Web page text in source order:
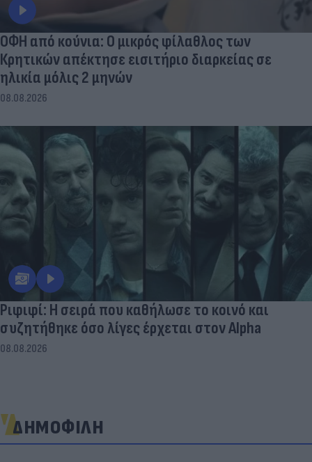
ΟΦΗ από κούνια: Ο μικρός φίλαθλος των
Κρητικών απέκτησε εισιτήριο διαρκείας σε
ηλικία μόλις 2 μηνών
08.08.2026
Ριφιφί: Η σειρά που καθήλωσε το κοινό και
συζητήθηκε όσο λίγες έρχεται στον Alpha
08.08.2026
ΔΗΜΟΦΙΛΗ